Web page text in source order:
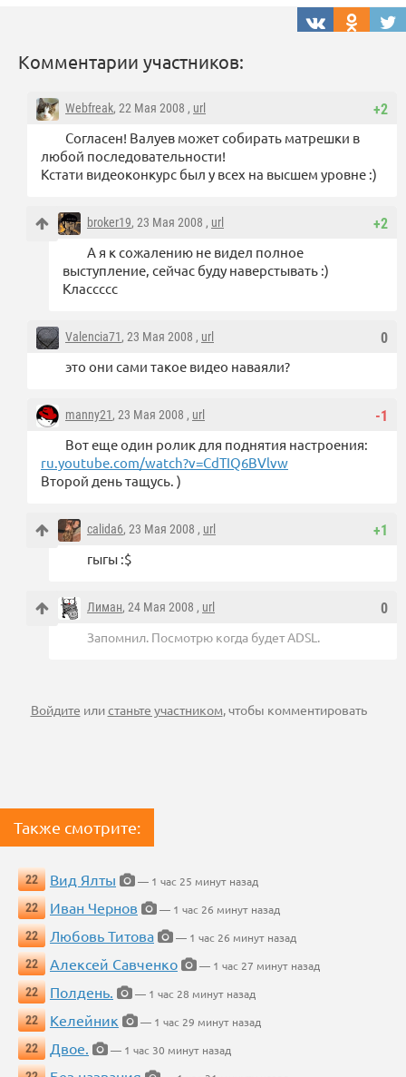
Комментарии участников:
+2
Webfreak, 22 Мая 2008 , url
Согласен! Валуев может собирать матрешки в
любой последовательности!
Кстати видеоконкурс был у всех на высшем уровне :)
+2
broker19, 23 Мая 2008 , url
А я к сожалению не видел полное
выступление, сейчас буду наверстывать :)
Классссс
0
Valencia71, 23 Мая 2008 , url
это они сами такое видео наваяли?
-1
manny21, 23 Мая 2008 , url
Вот еще один ролик для поднятия настроения:
ru.youtube.com/watch?v=CdTIQ6BVlvw
Второй день тащусь. )
+1
calida6, 23 Мая 2008 , url
гыгы :$
0
Лиман, 24 Мая 2008 , url
Запомнил. Посмотрю когда будет ADSL.
Войдите илистаньте участником, чтобы комментировать
Также смотрите:
22 Вид Ялты
— 1 час 25 минут назад
22
Иван Чернов
— 1 час 26 минут назад
22
Любовь Титова
— 1 час 26 минут назад
22
Алексей Савченко
— 1 час 27 минут назад
22
Полдень.
— 1 час 28 минут назад
22
Келейник
— 1 час 29 минут назад
22
Двое.
— 1 час 30 минут назад